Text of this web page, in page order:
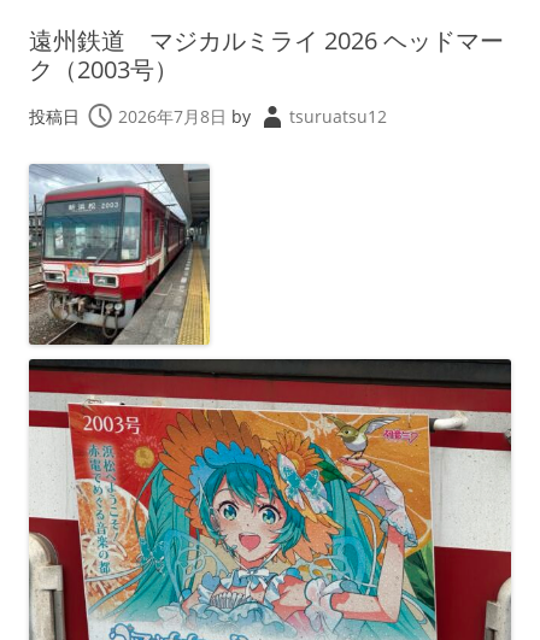
遠州鉄道 マジカルミライ 2026 ヘッドマー
ク（2003号）
投稿日 2026年7月8日 by tsuruatsu12